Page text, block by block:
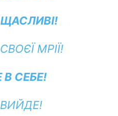
МРІЇ!
В СЕБЕ!
ВИЙДЕ!